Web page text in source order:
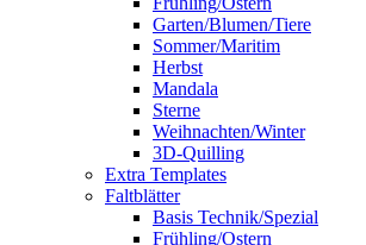
Garten/Blumen/Tiere
Sommer/Maritim
Herbst
Mandala
Sterne
Weihnachten/Winter
3D-Quilling
Extra Templates
Faltblätter
Basis Technik/Spezial
Frühling/Ostern